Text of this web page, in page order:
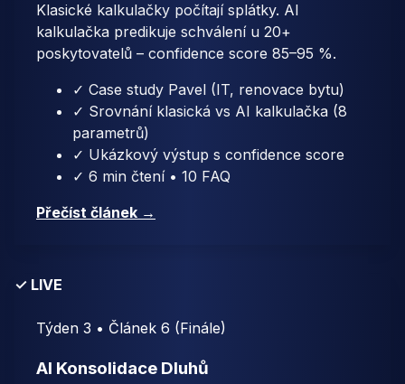
Klasické kalkulačky počítají splátky. AI
kalkulačka predikuje schválení u 20+
poskytovatelů – confidence score 85–95 %.
✓ Case study Pavel (IT, renovace bytu)
✓ Srovnání klasická vs AI kalkulačka (8
parametrů)
✓ Ukázkový výstup s confidence score
✓ 6 min čtení • 10 FAQ
Přečíst článek →
✓ LIVE
Týden 3 • Článek 6 (Finále)
AI Konsolidace Dluhů